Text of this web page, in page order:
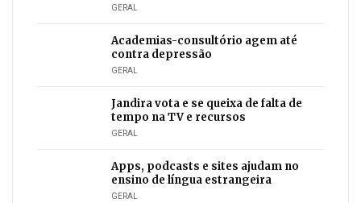
GERAL
Academias-consultório agem até
contra depressão
GERAL
Jandira vota e se queixa de falta de
tempo na TV e recursos
GERAL
Apps, podcasts e sites ajudam no
ensino de língua estrangeira
GERAL